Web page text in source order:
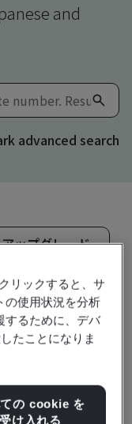
and
advanced search
アップグレード
リックすると、サ
の使用状況を分析
するために、デバ
たことになりま
の cookie を
受け入れる